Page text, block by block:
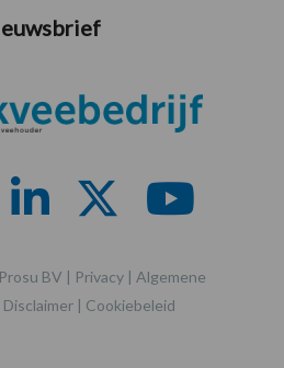
BV | Privacy | Algemene
Disclaimer | Cookiebeleid